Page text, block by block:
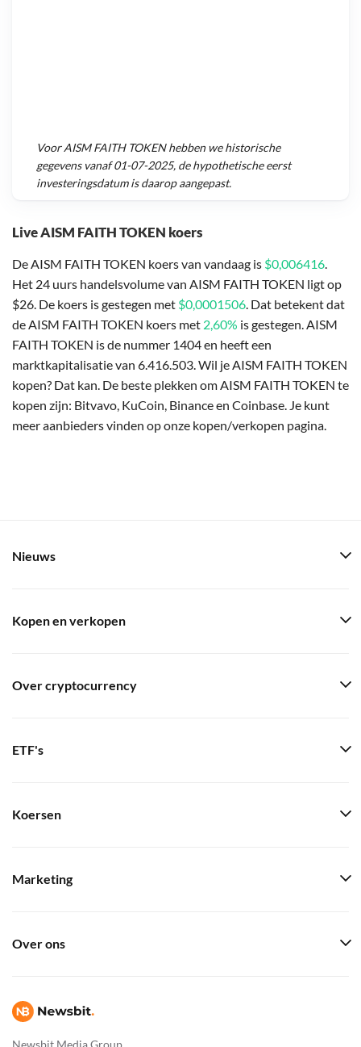
Live AISM FAITH TOKEN koers
De AISM FAITH TOKEN koers van vandaag is $0,006416.
Het 24 uurs handelsvolume van AISM FAITH TOKEN ligt op
$26. De koers is gestegen met $0,0001506. Dat betekent dat
de AISM FAITH TOKEN koers met 2,60% is gestegen. AISM
FAITH TOKEN is de nummer 1404 en heeft een
marktkapitalisatie van 6.416.503. Wil je AISM FAITH TOKEN
kopen? Dat kan. De beste plekken om AISM FAITH TOKEN te
kopen zijn: Bitvavo, KuCoin, Binance en Coinbase. Je kunt
meer aanbieders vinden op onze kopen/verkopen pagina.
VoorAISM FAITH TOKENhebben we historische
gegevens vanaf01-07-2025, de hypothetische eerst
investeringsdatum is daarop aangepast.
Newsbit Media Group
Nieuws
Kopen en verkopen
Over cryptocurrency
ETF's
Koersen
Marketing
Over ons